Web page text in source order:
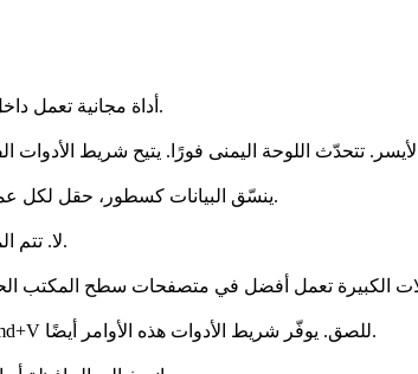
CSV إلى SQL أداة مجانية تعمل داخل المتصفح. لا تغادر بياناتك جهازك.
CSV (قيم مفصولة بفواصل) ينسّق البيانات كسطور، حقل لكل عمود مفصول بفاصلة.
لا. تتم المعالجة محليًا داخل المتصفح (جانب العميل فقط).
Ctrl/Cmd+F للبحث، Ctrl/Cmd+C للنسخ، Ctrl/Cmd+V للصق. يوفّر شريط الأدوات هذه الأوامر أيضًا.